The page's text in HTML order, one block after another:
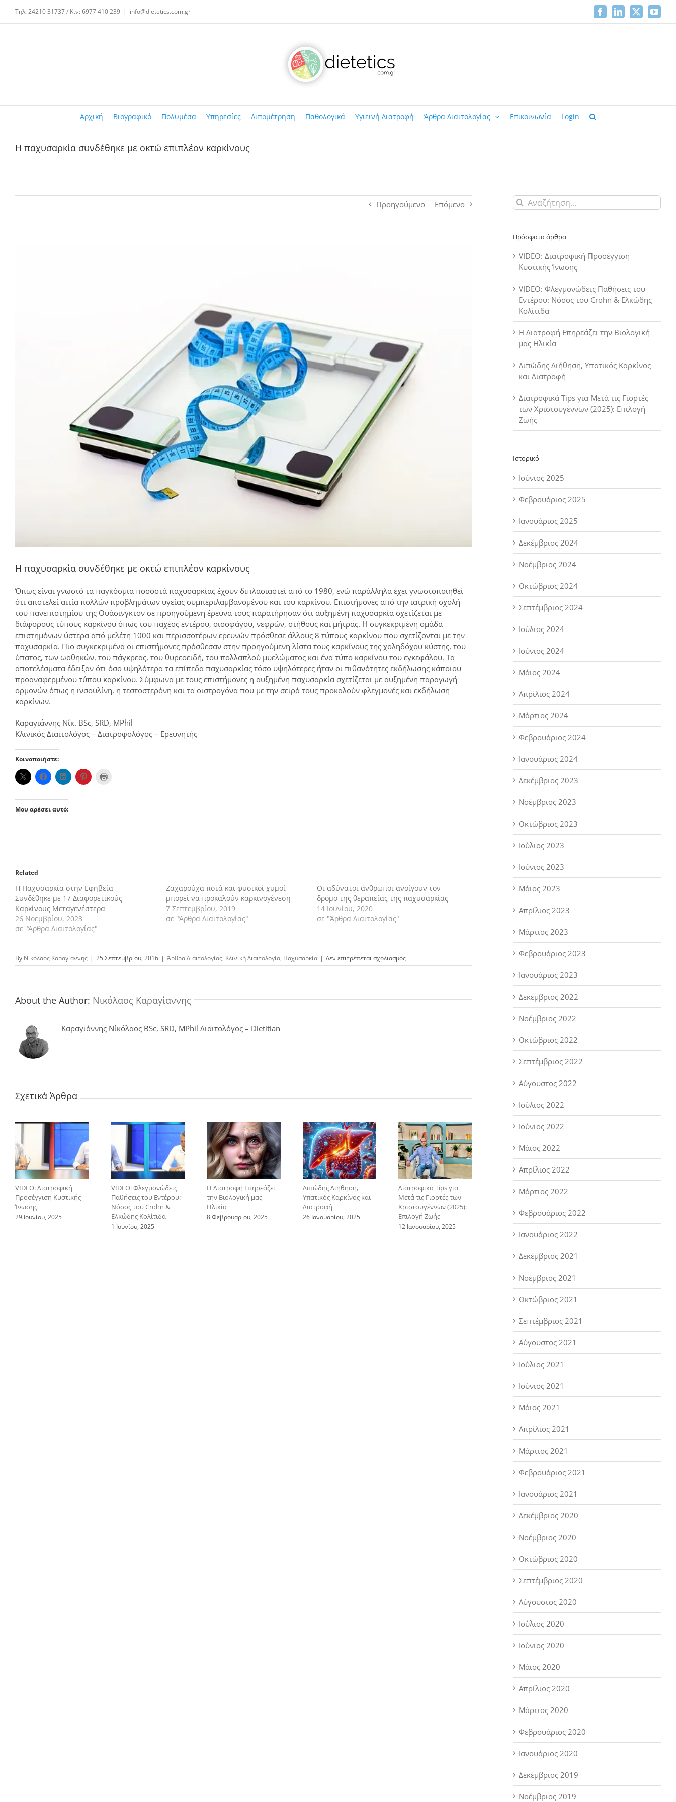
Τηλ: 24210 31737 / Κιν: 6977 410 239 | info@dietetics.com.gr FacebookLinkedIn
X
Αρχική Βιογραφικό Πολυμέσα Υπηρεσίες Λιπομέτρηση Παθολογικά Υγιεινή Διατροφή Άρθρα Διαιτολογίας Επικοινωνία Login
Η παχυσαρκία συνδέθηκε με οκτώ επιπλέον καρκίνους
Προηγούμενο Επόμενο
Η παχυσαρκία συνδέθηκε με οκτώ επιπλέον καρκίνους
Όπως είναι γνωστό τα παγκόσμια ποσοστά παχυσαρκίας έχουν διπλασιαστεί από το 1980, ενώ παράλληλα έχει γνωστοποιηθεί
ότι αποτελεί αιτία πολλών προβλημάτων υγείας συμπεριλαμβανομένου και του καρκίνου. Επιστήμονες από την ιατρική σχολή
του πανεπιστημίου της Ουάσινγκτον σε προηγούμενη έρευνα τους παρατήρησαν ότι αυξημένη παχυσαρκία σχετίζεται με
διάφορους τύπους καρκίνου όπως του παχέος εντέρου, οισοφάγου, νεφρών, στήθους και μήτρας. Η συγκεκριμένη ομάδα
επιστημόνων ύστερα από μελέτη 1000 και περισσοτέρων ερευνών πρόσθεσε άλλους 8 τύπους καρκίνου που σχετίζονται με την
παχυσαρκία. Πιο συγκεκριμένα οι επιστήμονες πρόσθεσαν στην προηγούμενη λίστα τους καρκίνους της χοληδόχου κύστης, του
ύπατος, των ωοθηκών, του πάγκρεας, του θυρεοειδή, του πολλαπλού μυελώματος και ένα τύπο καρκίνου του εγκεφάλου. Τα
αποτελέσματα έδειξαν ότι όσο υψηλότερα τα επίπεδα παχυσαρκίας τόσο υψηλότερες ήταν οι πιθανότητες εκδήλωσης κάποιου
προαναφερμένου τύπου καρκίνου. Σύμφωνα με τους επιστήμονες η αυξημένη παχυσαρκία σχετίζεται με αυξημένη παραγωγή
ορμονών όπως η ινσουλίνη, η τεστοστερόνη και τα οιστρογόνα που με την σειρά τους προκαλούν φλεγμονές και εκδήλωση
καρκίνων.
Καραγιάννης Νίκ. BSc, SRD, MPhil
Κλινικός Διαιτολόγος – Διατροφολόγος – Ερευνητής
Κοινοποιήστε:
Μου αρέσει αυτό:
Related
Η Παχυσαρκία στην Εφηβεία
Συνδέθηκε με 17 Διαφορετικούς
Καρκίνους Μεταγενέστερα
26 Νοεμβρίου, 2023
σε "Άρθρα Διαιτολογίας"
Ζαχαρούχα ποτά και φυσικοί χυμοί
μπορεί να προκαλούν καρκινογένεση
7 Σεπτεμβρίου, 2019
σε "Άρθρα Διαιτολογίας"
Οι αδύνατοι άνθρωποι ανοίγουν τον
δρόμο της θεραπείας της παχυσαρκίας
14 Ιουνίου, 2020
σε "Άρθρα Διαιτολογίας"
By Νικόλαος Καραγίαννης | 25 Σεπτεμβρίου, 2016 | Άρθρα Διαιτολογίας, Κλινική Διαιτολογία, Παχυσαρκία | Δεν επιτρέπεται σχολιασμόςστο
Η
οκτώ
About the Author: Νικόλαος Καραγίαννης
Καραγιάννης Νίκόλαος BSc, SRD, MPhil Διαιτολόγος – Dietitian
Σχετικά Άρθρα
VIDEO: Διατροφική
Προσέγγιση Κυστικής
Ίνωσης
29 Ιουνίου, 2025
VIDEO: Φλεγμονώδεις
Παθήσεις του Εντέρου:
Νόσος του Crohn &
Ελκώδης Κολίτιδα
1 Ιουνίου, 2025
Η Διατροφή Επηρεάζει
την Βιολογική μας
Ηλικία
8 Φεβρουαρίου, 2025
Λιπώδης Διήθηση,
Υπατικός Καρκίνος και
Διατροφή
26 Ιανουαρίου, 2025
Διατροφικά Tips για
Μετά τις Γιορτές των
Χριστουγέννων (2025):
Επιλογή Ζωής
12 Ιανουαρίου, 2025
Αναζήτηση
για:
Πρόσφατα άρθρα
VIDEO: Διατροφική Προσέγγιση
Κυστικής Ίνωσης
VIDEO: Φλεγμονώδεις Παθήσεις του
Εντέρου: Νόσος του Crohn & Ελκώδης
Κολίτιδα
Η Διατροφή Επηρεάζει την Βιολογική
μας Ηλικία
Λιπώδης Διήθηση, Υπατικός Καρκίνος
και Διατροφή
Διατροφικά Tips για Μετά τις Γιορτές
των Χριστουγέννων (2025): Επιλογή
Ζωής
Ιστορικό
Ιούνιος 2025
Φεβρουάριος 2025
Ιανουάριος 2025
Δεκέμβριος 2024
Νοέμβριος 2024
Οκτώβριος 2024
Σεπτέμβριος 2024
Ιούλιος 2024
Ιούνιος 2024
Μάιος 2024
Απρίλιος 2024
Μάρτιος 2024
Φεβρουάριος 2024
Ιανουάριος 2024
Δεκέμβριος 2023
Νοέμβριος 2023
Οκτώβριος 2023
Ιούλιος 2023
Ιούνιος 2023
Μάιος 2023
Απρίλιος 2023
Μάρτιος 2023
Φεβρουάριος 2023
Ιανουάριος 2023
Δεκέμβριος 2022
Νοέμβριος 2022
Οκτώβριος 2022
Σεπτέμβριος 2022
Αύγουστος 2022
Ιούλιος 2022
Ιούνιος 2022
Μάιος 2022
Απρίλιος 2022
Μάρτιος 2022
Φεβρουάριος 2022
Ιανουάριος 2022
Δεκέμβριος 2021
Νοέμβριος 2021
Οκτώβριος 2021
Σεπτέμβριος 2021
Αύγουστος 2021
Ιούλιος 2021
Ιούνιος 2021
Μάιος 2021
Απρίλιος 2021
Μάρτιος 2021
Φεβρουάριος 2021
Ιανουάριος 2021
Δεκέμβριος 2020
Νοέμβριος 2020
Οκτώβριος 2020
Σεπτέμβριος 2020
Αύγουστος 2020
Ιούλιος 2020
Ιούνιος 2020
Μάιος 2020
Απρίλιος 2020
Μάρτιος 2020
Φεβρουάριος 2020
Ιανουάριος 2020
Δεκέμβριος 2019
Νοέμβριος 2019